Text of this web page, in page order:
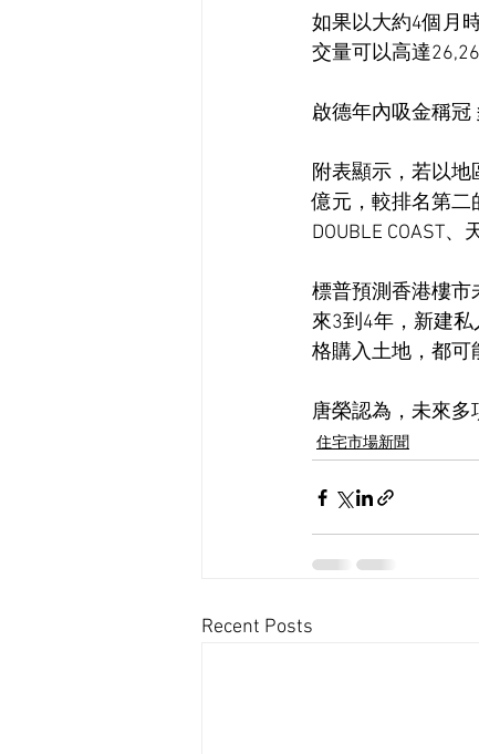
如果以大約4個月
交量可以高達
啟德年內吸金稱冠
附表顯示，若以
億元，較排名第二
DOUBLE COAST、
標普預測香港樓市
來3到4年，新建
格購入土地，都可
唐榮認為，未來多
住宅市場新聞
Recent Posts